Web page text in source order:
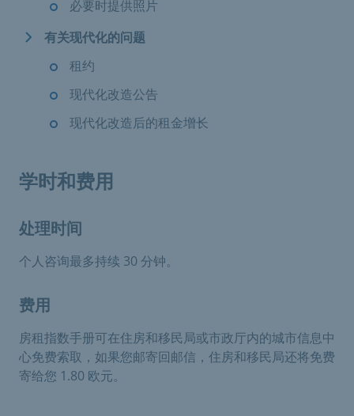
必要时提供照片
有关现代化的问题
租约
现代化改造公告
现代化改造后的租金增长
学时和费用
处理时间
个人咨询最多持续 30 分钟。
费用
房租指数手册可在住房和移民局或市政厅内的城市信息中
心免费索取，如果您邮寄回邮信，住房和移民局还将免费
寄给您 1.80 欧元。